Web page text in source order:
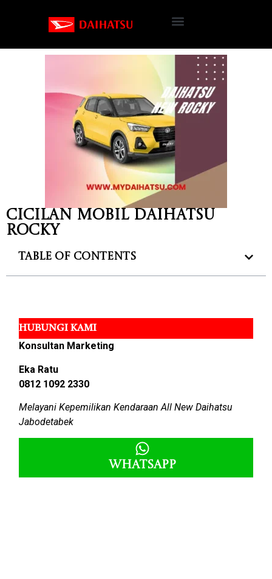
Cicilan Mobil Daihatsu
Rocky
Table of Contents
HUBUNGI KAMI
Konsultan Marketing
Eka Ratu
0812 1092 2330
Melayani Kepemilikan Kendaraan All New Daihatsu
Jabodetabek
Whatsapp